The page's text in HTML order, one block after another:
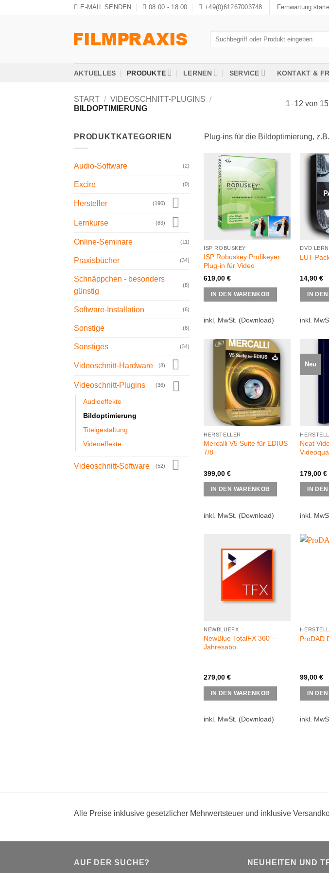
E-MAIL SENDEN 08:00 - 18:00 +49(0)61267003748 Fernwartung
AKTUELLES PRODUKTE LERNEN SERVICE KONTAKT &
START / VIDEOSCHNITT-PLUGINS /
BILDOPTIMIERUNG
1–12 von
PRODUKTKATEGORIEN
Audio-Software (2)
Excire (0)
Hersteller (190)
Lernkurse (83)
Online-Seminare (11)
Praxisbücher (34)
Schnäppchen - besonders
günstig
(8)
Software-Installation (6)
Sonstige (6)
Sonstiges (34)
Videoschnitt-Hardware (8)
Videoschnitt-Plugins (36)
Audioeffekte
Bildoptimierung
Titelgestaltung
Videoeffekte
Videoschnitt-Software (52)
Plug-ins für die Bildoptimierung,
ISP ROBUSKEY
ISP Robuskey Profikeyer
Plug-in für Video
619,00€
IN DEN WARENKOB
inkl. MwSt. (Download)
DVD
LUT-
14,90€
IN
inkl.
HERSTELLER
Mercalli V5 Suite für EDIUS
7/8
399,00€
IN DEN WARENKOB
inkl. MwSt. (Download)
Neu
Neat
179,00€
IN
inkl.
NEWBLUEFX
NewBlue TotalFX 360 –
Jahresabo
279,00€
IN DEN WARENKOB
inkl. MwSt. (Download)
ProDAD
99,00€
IN
inkl.
Alle Preise inklusive gesetzlicher Mehrwertsteuer und inklusive
AUF DER SUCHE? NEUHEITEN UND